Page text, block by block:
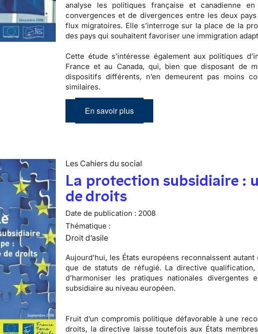
analyse les politiques française et canadienne
convergences et de divergences entre les deux
flux migratoires. Elle s’interroge sur la place de la
des pays qui souhaitent favoriser une immigration
Cette étude s’intéresse également aux politiques
France et au Canada, qui, bien que disposant de
dispositifs différents, n’en demeurent pas moins
similaires.
En savoir plus
Les Cahiers du social
La protection subsidiaire :
de droits
Date de publication : 2008
Thématique :
Droit d’asile
Aujourd’hui, les États européens reconnaissent
que de statuts de réfugié. La directive
d’harmoniser les pratiques nationales divergentes
subsidiaire au niveau européen.
Fruit d’un compromis politique défavorable à une
droits, la directive laisse toutefois aux États